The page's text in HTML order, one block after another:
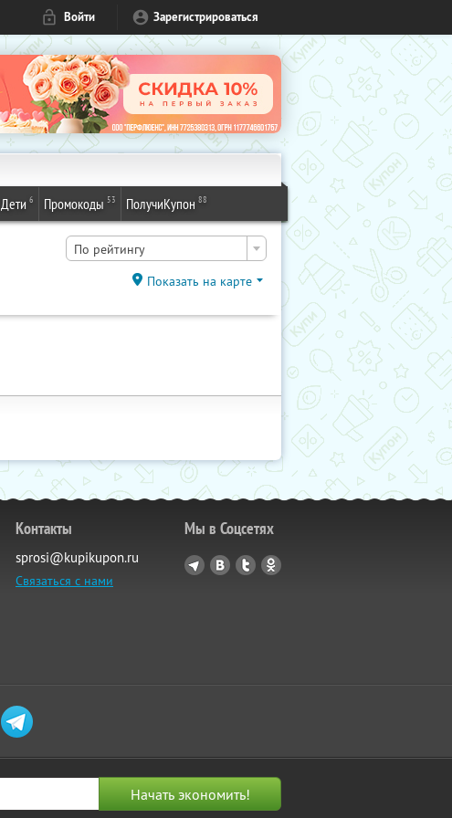
Войти Зарегистрироваться
Дети 6 Промокоды 53 ПолучиКупон 88
По рейтингу
Показать на карте
Контакты
sprosi@kupikupon.ru
Связаться с нами
Мы в Соцсетях